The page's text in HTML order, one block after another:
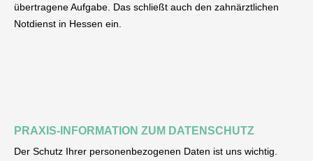
übertragene Aufgabe. Das schließt auch den zahnärztlichen
Notdienst in Hessen ein.
PRAXIS-INFORMATION ZUM DATENSCHUTZ
Der Schutz Ihrer personenbezogenen Daten ist uns wichtig.